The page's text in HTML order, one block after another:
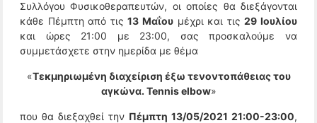
Συλλόγου Φυσικοθεραπευτών, οι οποίες θα διεξάγονται
κάθε Πέμπτη από τις13 Μαΐου μέχρι και τις29 Ιουλίου
και ώρες 21:00 με 23:00, σας προσκαλούμε να
συμμετάσχετε στην ημερίδα με θέμα
«Τεκμηριωμένη διαχείριση έξω τενοντοπάθειας του
αγκώνα. Tennis elbow»
που θα διεξαχθεί την Πέμπτη 13/05/2021 21:00-23:00,